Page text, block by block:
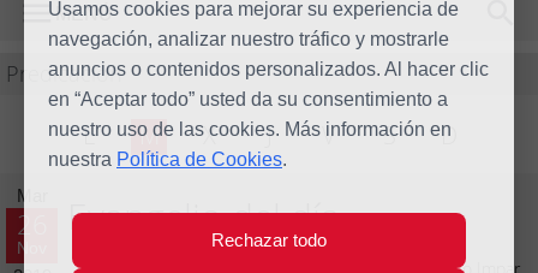
Usamos cookies para mejorar su experiencia de
navegación, analizar nuestro tráfico y mostrarle
anuncios o contenidos personalizados. Al hacer clic
en “Aceptar todo” usted da su consentimiento a
nuestro uso de las cookies. Más información en
nuestra Política de Cookies.
Rechazar todo
MENÚ
Predicación
L M X J V S D
Mar
26
Nov
Evangelio del día